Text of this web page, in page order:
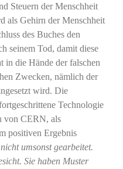
Steuern der Menschheit
als Gehirn der Menschheit
des Buches den
seinem Tod, damit diese
in die Hände der falschen
Zwecken, nämlich der
wird. Die
Technologie
von CERN, als
positiven Ergebnis
umsonst gearbeitet.
Sie haben Muster